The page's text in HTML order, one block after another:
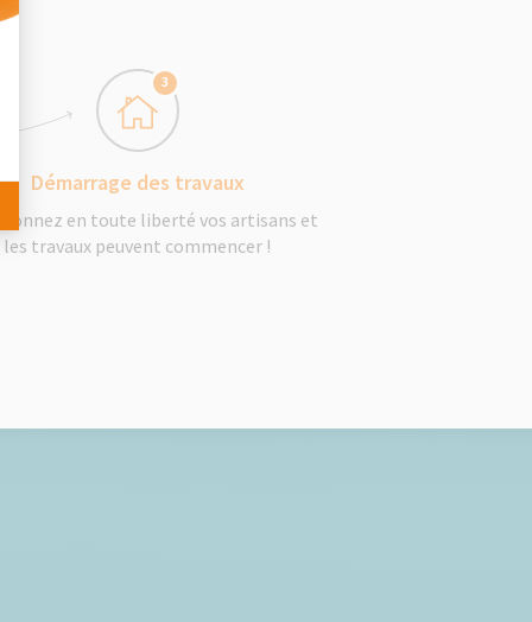
3
Démarrage des travaux
en toute liberté vos artisans et
les travaux peuvent commencer !
vos Options